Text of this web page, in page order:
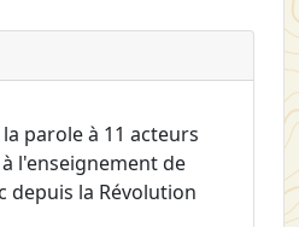
parole à 11 acteurs
l'enseignement de
depuis la Révolution